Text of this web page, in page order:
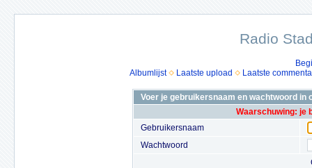
Radio
Albumlijst
Laatste upload Laatste
Voer je gebruikersnaam en wachtwoord in
Waarschuwing: je
Gebruikersnaam
Wachtwoord